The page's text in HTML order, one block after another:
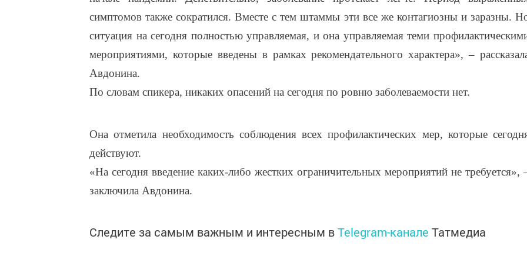
симптомов также сократился. Вместе с тем штаммы эти все же контагиозны и заразны.
ситуация на сегодня полностью управляемая, и она управляемая теми
мероприятиями, которые введены в рамках рекомендательного характера», –
Авдонина.
По словам спикера, никаких опасений на сегодня по ровню заболеваемости нет.
Она отметила необходимость соблюдения всех профилактических мер, которые
действуют.
«На сегодня введение каких-либо жестких ограничительных мероприятий не требуется»,
заключила Авдонина.
Следите за самым важным и интересным вTelegram-канале Татмедиа